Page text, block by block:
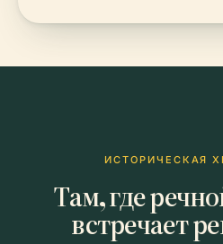
ИСТОРИЧЕСКАЯ
Там, где
встречает